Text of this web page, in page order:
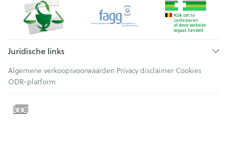
Juridische links
Algemene verkoopsvoorwaarden Privacy disclaimer Cookies
ODR-platform